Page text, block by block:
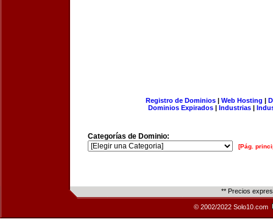
Registro de Dominios| Web Hosting |
Dominios Expirados | Industrias |
Categorías de Dominio:
[Pág.
** Precios
© 2002/2022 Solo10.com